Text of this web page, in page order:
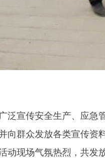
众发放各类宣传资料，普